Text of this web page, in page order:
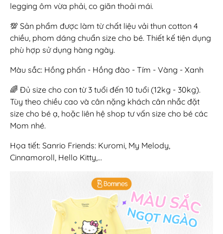
legging ôm vừa phải, co giãn thoải mái.
💯 Sản phẩm được làm từ chất liệu vải thun cotton 4
chiều, phom dáng chuẩn size cho bé. Thiết kế tiện dụng
phù hợp sử dụng hàng ngày.
Màu sắc: Hồng phấn - Hồng đào - Tím - Vàng - Xanh
🌈 Đủ size cho con từ 3 tuổi đến 10 tuổi (12kg - 30kg).
Tùy theo chiều cao và cân nặng khách cân nhắc đặt
size cho bé ạ, hoặc liên hệ shop tư vấn size cho bé các
Mom nhé.
Họa tiết: Sanrio Friends: Kuromi, My Melody,
Cinnamoroll, Hello Kitty,...